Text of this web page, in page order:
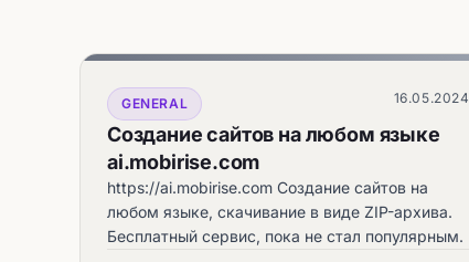
GENERAL 16.05.2024
Создание сайтов на любом языке
ai.mobirise.com
https://ai.mobirise.com Создание сайтов на
любом языке, скачивание в виде ZIP-архива.
Бесплатный сервис, пока не стал популярным.